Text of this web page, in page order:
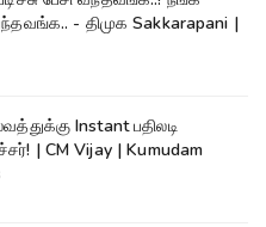
- திமுக Sakkarapani |
Instant பதிலடி
| CM Vijay | Kumudam